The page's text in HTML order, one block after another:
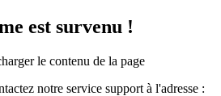
est survenu !
le contenu de la page
notre service support à l'adresse :